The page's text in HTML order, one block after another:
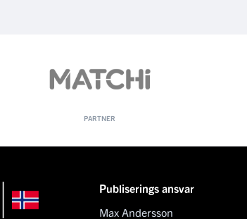
PARTNER
Publiserings ansvar
Max Andersson